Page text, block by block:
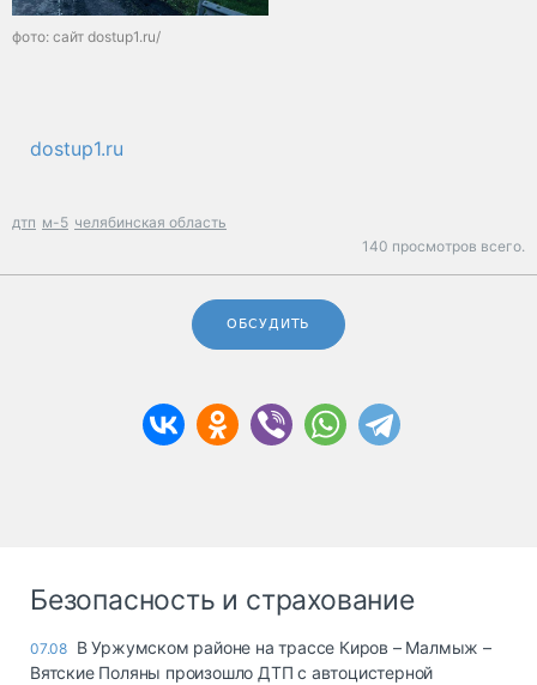
фото: сайт dostup1.ru/
dostup1.ru
дтп м-5 челябинская область
140 просмотров всего.
ОБСУДИТЬ
Безопасность и страхование
07.08 В Уржумском районе на трассе Киров – Малмыж –
Вятские Поляны произошло ДТП с автоцистерной